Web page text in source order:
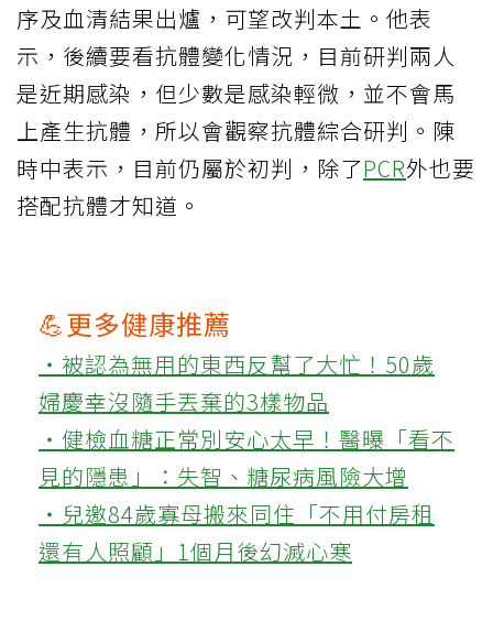
序及血清結果出爐，可望改判本土。他表
示，後續要看抗體變化情況，目前研判兩人
是近期感染，但少數是感染輕微，並不會馬
上產生抗體，所以會觀察抗體綜合研判。陳
時中表示，目前仍屬於初判，除了PCR外也要
搭配抗體才知道。
💪更多健康推薦
‧被認為無用的東西反幫了大忙！50歲
婦慶幸沒隨手丟棄的3樣物品
‧健檢血糖正常別安心太早！醫曝「看不
見的隱患」：失智、糖尿病風險大增
‧兒邀84歲寡母搬來同住「不用付房租
還有人照顧」1個月後幻滅心寒